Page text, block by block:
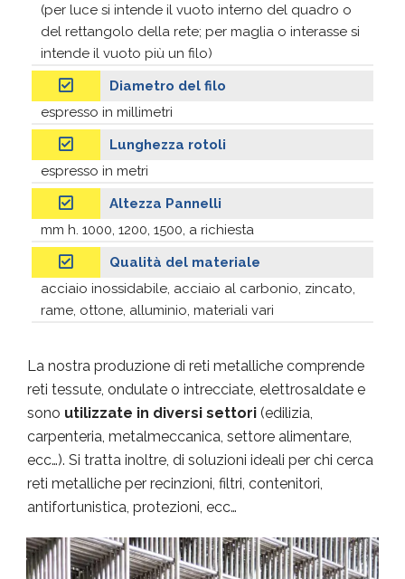
(per luce si intende il vuoto interno del quadro o
del rettangolo della rete; per maglia o interasse si
intende il vuoto più un filo)
Diametro del filo
espresso in millimetri
Lunghezza rotoli
espresso in metri
Altezza Pannelli
mm h. 1000, 1200, 1500, a richiesta
Qualità del materiale
acciaio inossidabile, acciaio al carbonio, zincato,
rame, ottone, alluminio, materiali vari
La nostra produzione di reti metalliche comprende
reti tessute, ondulate o intrecciate, elettrosaldate e
sono utilizzate in diversi settori (edilizia,
carpenteria, metalmeccanica, settore alimentare,
ecc…). Si tratta inoltre, di soluzioni ideali per chi cerca
reti metalliche per recinzioni, filtri, contenitori,
antifortunistica, protezioni, ecc…